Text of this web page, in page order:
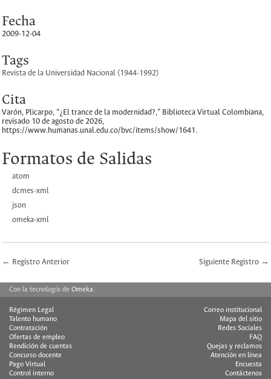
Fecha
2009-12-04
Tags
Revista de la Universidad Nacional (1944-1992)
Cita
Varón, Plicarpo, “¿El trance de la modernidad?,” Biblioteca Virtual Colombiana,
revisado 10 de agosto de 2026,
https://www.humanas.unal.edu.co/bvc/items/show/1641 .
Formatos de Salidas
atom
dcmes-xml
json
omeka-xml
← Registro Anterior Siguiente Registro →
Con la tecnología de Omeka.
Régimen Legal
Talento humano
Contratación
Ofertas de empleo
Rendición de cuentas
Concurso docente
Pago Virtual
Control interno
Correo institucional
Mapa del sitio
Redes Sociales
FAQ
Quejas y reclamos
Atención en línea
Encuesta
Contáctenos